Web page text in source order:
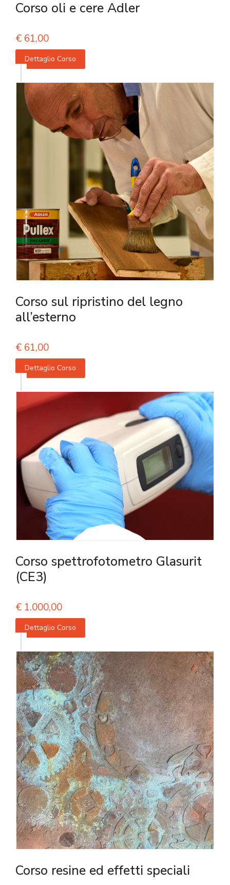
Corso oli e cere Adler
€ 61,00
Dettaglio Corso
Corso sul ripristino del legno
all’esterno
€ 61,00
Dettaglio Corso
Corso spettrofotometro Glasurit
(CE3)
€ 1.000,00
Dettaglio Corso
Corso resine ed effetti speciali